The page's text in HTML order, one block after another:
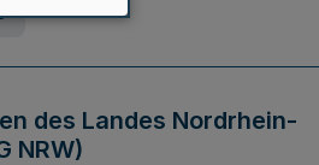
des Landes Nordrhein-
NRW)